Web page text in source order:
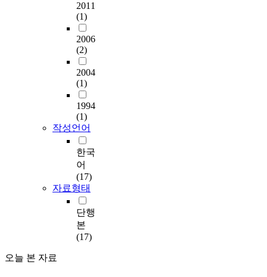
2011
(1)
2006
(2)
2004
(1)
1994
(1)
작성언어
한국
어
(17)
자료형태
단행
본
(17)
오늘 본 자료